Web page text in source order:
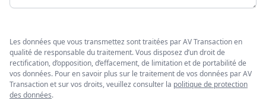
Les données que vous transmettez sont traitées par AV Transaction en
qualité de responsable du traitement. Vous disposez d’un droit de
rectification, d’opposition, d’effacement, de limitation et de portabilité de
vos données. Pour en savoir plus sur le traitement de vos données par AV
Transaction et sur vos droits, veuillez consulter la politique de protection
des données.